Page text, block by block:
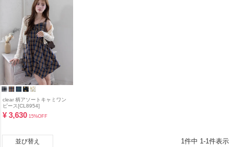
clear 柄アソートキャミワン
ピース[CL8954]
¥ 3,630 15%OFF
並び替え 1件中 1-1件表示